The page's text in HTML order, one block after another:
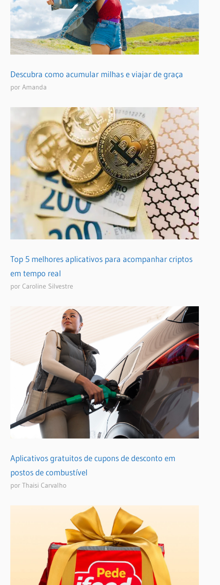
Descubra como acumular milhas e viajar de graça
por Amanda
Top 5 melhores aplicativos para acompanhar criptos
em tempo real
por Caroline Silvestre
Aplicativos gratuitos de cupons de desconto em
postos de combustível
por Thaisi Carvalho